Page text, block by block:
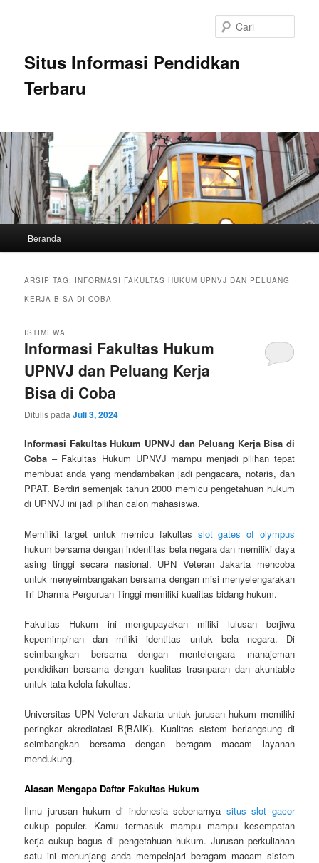
Situs Informasi Pendidkan
Terbaru
Beranda
ARSIP TAG: INFORMASI FAKULTAS HUKUM UPNVJ DAN PELUANG
KERJA BISA DI COBA
Informasi Fakultas Hukum
UPNVJ dan Peluang Kerja
Bisa di Coba
ISTIMEWA
Ditulis padaJuli 3, 2024
Informasi Fakultas Hukum UPNVJ dan Peluang Kerja Bisa di
Coba – Fakultas Hukum UPNVJ mampu menjadi pilihan tepat
membuat anda yang mendambakan jadi pengacara, notaris, dan
PPAT. Berdiri semenjak tahun 2000 memicu pengetahuan hukum
di UPNVJ ini jadi pilihan calon mahasiswa.
Memiliki target untuk memicu fakultas slot gates of olympus
hukum bersama dengan indentitas bela negara dan memiliki daya
asing tinggi secara nasional. UPN Veteran Jakarta mencoba
untuk menyeimbangakan bersama dengan misi menyelengarakan
Tri Dharma Perguruan Tinggi memiliki kualitas bidang hukum.
Fakultas Hukum ini mengupayakan miliki lulusan berjiwa
kepemimpinan dan miliki identitas untuk bela negara. Di
seimbangkan bersama dengan mentelengara manajeman
pendidikan bersama dengan kualitas trasnparan dan akuntable
untuk tata kelola fakultas.
Universitas UPN Veteran Jakarta untuk jurusan hukum memiliki
peringkar akrediatasi B(BAIK). Kualitas sistem berlangsung di
seimbangkan bersama dengan beragam macam layanan
mendukung.
Alasan Mengapa Daftar Fakultas Hukum
Ilmu jurusan hukum di indonesia sebenarnya situs slot gacor
cukup populer. Kamu termasuk mampu mampu kesempatan
kerja cukup bagus di pengetahuan hukum. Jurusan perkuliahan
satu ini menunjang anda mempelajari beragam macam sistem